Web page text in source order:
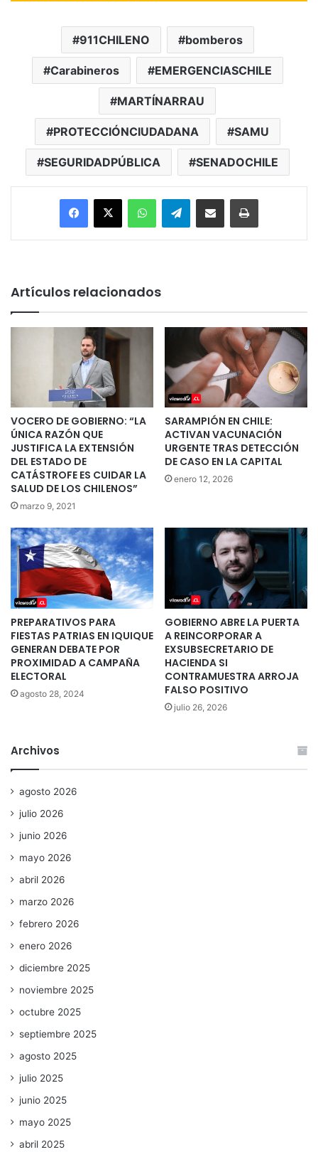
911CHILENO bomberos
Carabineros EMERGENCIASCHILE
MARTÍNARRAU
PROTECCIÓNCIUDADANA SAMU
SEGURIDADPÚBLICA SENADOCHILE
Facebook
X WhatsAppTelegramEnviar vía email Imprimir
Artículos relacionados
VOCERO DE GOBIERNO: “LA
ÚNICA RAZÓN QUE
JUSTIFICA LA EXTENSIÓN
DEL ESTADO DE
CATÁSTROFE ES CUIDAR LA
SALUD DE LOS CHILENOS”
marzo 9, 2021
SARAMPIÓN EN CHILE:
ACTIVAN VACUNACIÓN
URGENTE TRAS DETECCIÓN
DE CASO EN LA CAPITAL
enero 12, 2026
PREPARATIVOS PARA
FIESTAS PATRIAS EN IQUIQUE
GENERAN DEBATE POR
PROXIMIDAD A CAMPAÑA
ELECTORAL
agosto 28, 2024
GOBIERNO ABRE LA PUERTA
A REINCORPORAR A
EXSUBSECRETARIO DE
HACIENDA SI
CONTRAMUESTRA ARROJA
FALSO POSITIVO
julio 26, 2026
Archivos
agosto 2026
julio 2026
junio 2026
mayo 2026
abril 2026
marzo 2026
febrero 2026
enero 2026
diciembre 2025
noviembre 2025
octubre 2025
septiembre 2025
agosto 2025
julio 2025
junio 2025
mayo 2025
abril 2025